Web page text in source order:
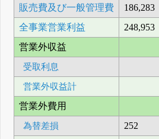
販売費及び一般管理費
186,283
全事業営業利益
248,953
営業外収益
受取利息
営業外収益計
営業外費用
為替差損
252